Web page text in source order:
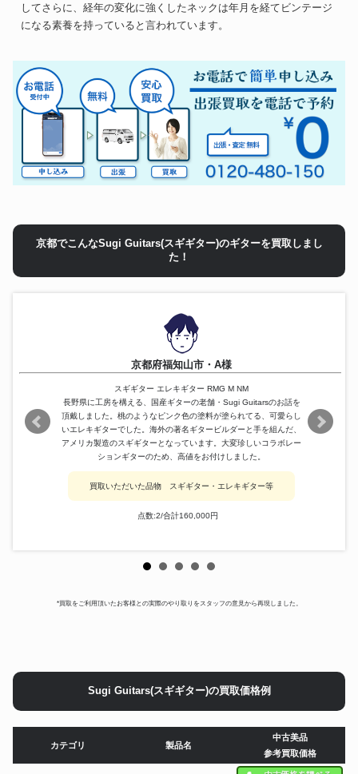
してさらに、経年の変化に強くしたネックは年月を経てビンテージ
になる素養を持っていると言われています。
京都でこんなSugi Guitars(スギギター)のギターを買取しまし
た！
京都府福知山市・A様
スギギター エレキギター RMG M NM
長野県に工房を構える、国産ギターの老舗・Sugi Guitarsのお話を
頂戴しました。桃のようなピンク色の塗料が塗られてる、可愛らし
いエレキギターでした。海外の著名ギタービルダーと手を組んだ、
アメリカ製造のスギギターとなっています。大変珍しいコラボレー
ションギターのため、高値をお付けしました。
買取いただいた品物 スギギター・エレキギター等
点数:2/合計160,000円
*買取をご利用頂いたお客様との実際のやり取りをスタッフの意見から再現しました。
Sugi Guitars(スギギター)の買取価格例
カテゴリ 製品名
中古美品
参考買取価格